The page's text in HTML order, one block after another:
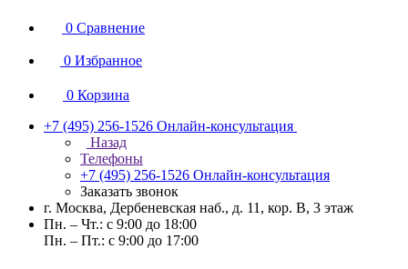
0 Сравнение
0 Избранное
0 Корзина
+7 (495) 256-1526 Онлайн-консультация
Назад
Телефоны
+7 (495) 256-1526 Онлайн-консультация
Заказать звонок
г. Москва, Дербеневская наб., д. 11, кор. В, 3 этаж
Пн. – Чт.: с 9:00 до 18:00
Пн. – Пт.: с 9:00 до 17:00